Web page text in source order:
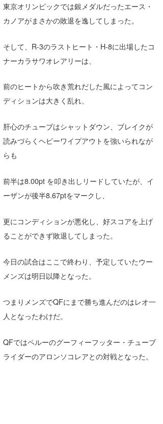
東京オリンピックでは銀メダルだったエース・
カノアがまさかの敗退を逸してしまった。
そして、R-3のラストヒート・H-8に出場したコ
ナーカラサワオレアリーは、
前のヒートから吹き荒れだした風によってコン
ディションは大きく乱れ、
肝心のチューブはシャットダウン、ブレイクが
読みづらくヘビーワイプアウトを強いられなが
らも
前半は8.00pt を叩き出しリードしていたが、イ
ーザンが後半8.67ptをマークし、
更にコンディションが悪化し、好スコアを上げ
ることができず敗退してしまった。
今日の試合はここで終わり、予定していたウー
メンズは明日以降となった。
つまりメンズでQFにまで勝ち進んだのはレオ一
人となったわけだ。
QFではペルーのグーフィーフッター・チューブ
ライダーのアロンソコレアとの対戦となった。
VAGY
YUKI☆
ハンマー
三輪予報士
上田純子
唐澤予報士
ゴン